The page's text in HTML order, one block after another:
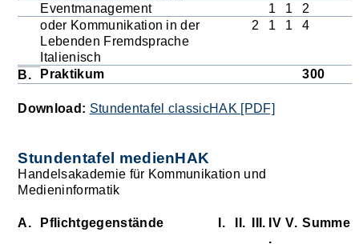
Eventmanagement 1 1
2
oder Kommunikation in der
Lebenden Fremdsprache
Italienisch
2 1 1 4
B. Praktikum 300
Download: Stundentafel classicHAK [PDF]
Stundentafel medienHAK
Handelsakademie für Kommunikation und
Medieninformatik
A. Pflichtgegenstände I. II. III. IV
.
V. Summe